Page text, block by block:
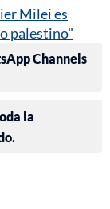
Milei es
palestino"
Channels
la